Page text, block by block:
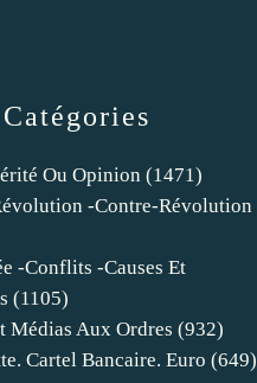
Catégories
Ou Opinion (1471)
-contre-Révolution
-conflits -causes Et
(1105)
Médias Aux Ordres (932)
Cartel Bancaire. Euro (649)